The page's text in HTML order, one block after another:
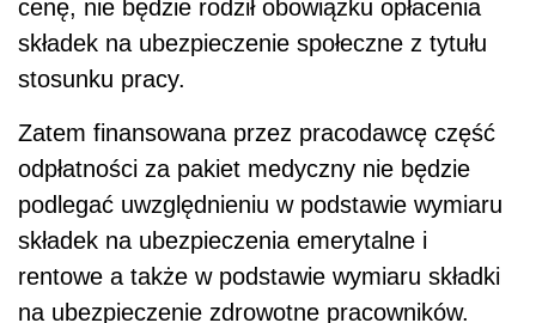
cenę, nie będzie rodził obowiązku opłacenia
składek na ubezpieczenie społeczne z tytułu
stosunku pracy.
Zatem finansowana przez pracodawcę część
odpłatności za pakiet medyczny nie będzie
podlegać uwzględnieniu w podstawie wymiaru
składek na ubezpieczenia emerytalne i
rentowe a także w podstawie wymiaru składki
na ubezpieczenie zdrowotne pracowników.